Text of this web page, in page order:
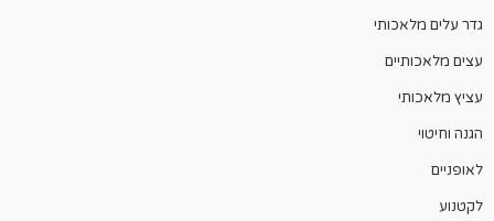
גדר עלים מלאכותי
עצים מלאכותיים
עציץ מלאכותי
הגנה וחיטוי
לאופניים
לקטנוע